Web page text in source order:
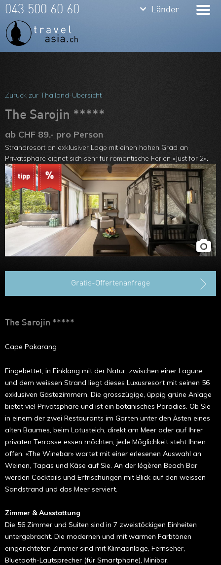
Team
Über uns
Feedbacks
Kontakt
ARVB
keyboard_arrow_down Länder
Burma
Philippinen
Malaysia
Singapore
Hongkong
keyboard_arrow_down Länder
043 500 60 60
Zurück zur Thailand-Übersicht
The Sarojin *****
ab CHF 89.- pro Person
Strandresort an exklu­siver Lage mit einen hohen Grad an
Privatsphäre eignet sich sehr für romantische Ferien «Just for 2».
Gratis-Offertenanfrage
The Sarojin *****
Cape Pakarang
Eingebettet, in Einklang mit der Natur, zwischen einer Lagune
und dem weissen Strand liegt dieses Luxusresort mit seinen 56
exklusiven Gästezimmern. Die grosszügige, üppig grüne Anlage
bietet viel Privatsphäre und ist ein botanisches Paradies. Ob Sie
in einem der zwei Restaurants im Garten unter den Ästen eines
alten Baumes, beim Lotusteich, direkt am Meer oder auf Ihrer
privaten Terrasse essen möchten, jede Möglichkeit steht Ihnen
offen. «The Winebar» wartet mit einer erlesenen Auswahl an
Weinen, Tapas und Käse auf Sie. An der légèren Beach Bar
werden Cocktails und Erfrischungen mit Blick auf den weissen
Sandstrand und das Meer serviert.
Zimmer & Ausstattung
Die 56 Zimmer und Suiten sind in 7 zweistöckigen Einheiten
untergebracht. Die modernen und mit warmen Farbtönen
eingerichteten Zimmer sind mit Klima­anlage, Fernseher,
Bluetooth-Lautsprecher (für Smartphone), Minibar,